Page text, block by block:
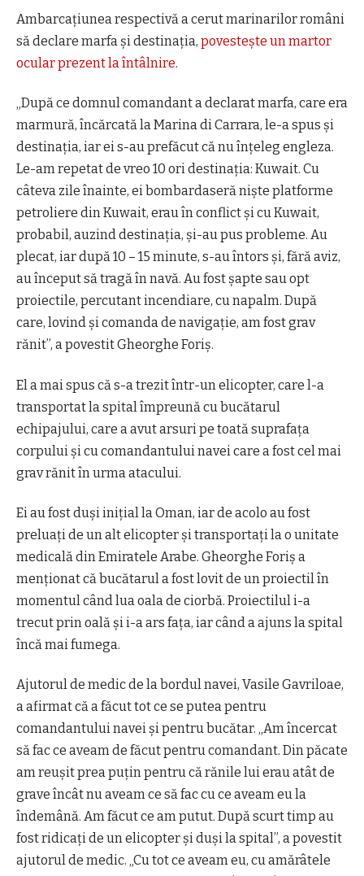
Ambarcaţiunea respectivă a cerut marinarilor români
să declare marfa şi destinaţia, povestește un martor
ocular prezent la întâlnire.
„După ce domnul comandant a declarat marfa, care era
marmură, încărcată la Marina di Carrara, le-a spus şi
destinaţia, iar ei s-au prefăcut că nu înţeleg engleza.
Le-am repetat de vreo 10 ori destinaţia: Kuwait. Cu
câteva zile înainte, ei bombardaseră nişte platforme
petroliere din Kuwait, erau în conflict şi cu Kuwait,
probabil, auzind destinaţia, şi-au pus probleme. Au
plecat, iar după 10 – 15 minute, s-au întors şi, fără aviz,
au început să tragă în navă. Au fost şapte sau opt
proiectile, percutant incendiare, cu napalm. După
care, lovind şi comanda de navigaţie, am fost grav
rănit”, a povestit Gheorghe Foriş.
El a mai spus că s-a trezit într-un elicopter, care l-a
transportat la spital împreună cu bucătarul
echipajului, care a avut arsuri pe toată suprafaţa
corpului şi cu comandantului navei care a fost cel mai
grav rănit în urma atacului.
Ei au fost duşi iniţial la Oman, iar de acolo au fost
preluaţi de un alt elicopter şi transportaţi la o unitate
medicală din Emiratele Arabe. Gheorghe Foriş a
menţionat că bucătarul a fost lovit de un proiectil în
momentul când lua oala de ciorbă. Proiectilul i-a
trecut prin oală şi i-a ars faţa, iar când a ajuns la spital
încă mai fumega.
Ajutorul de medic de la bordul navei, Vasile Gavriloae,
a afirmat că a făcut tot ce se putea pentru
comandantului navei şi pentru bucătar. „Am încercat
să fac ce aveam de făcut pentru comandant. Din păcate
am reuşit prea puţin pentru că rănile lui erau atât de
grave încât nu aveam ce să fac cu ce aveam eu la
îndemână. Am făcut ce am putut. După scurt timp au
fost ridicaţi de un elicopter şi duşi la spital”, a povestit
ajutorul de medic. „Cu tot ce aveam eu, cu amărâtele